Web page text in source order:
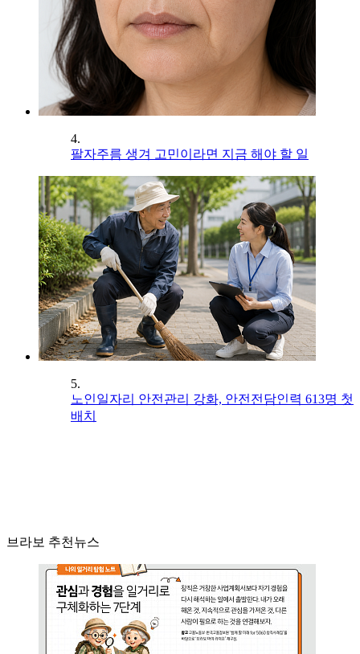
4.
팔자주름 생겨 고민이라면 지금 해야 할 일
5.
노인일자리 안전관리 강화, 안전전담인력 613명 첫
배치
브라보 추천뉴스